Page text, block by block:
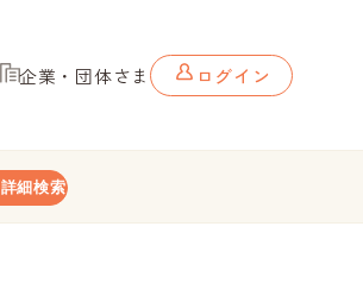
企業・団体さま ログイン
詳細検索